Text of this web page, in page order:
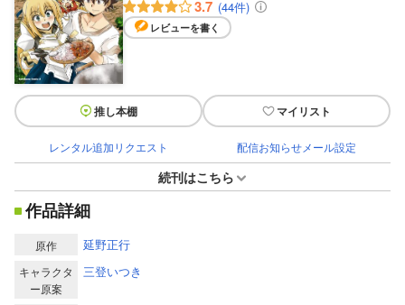
3.7 (44件)
レビューを書く
推し本棚 マイリスト
レンタル追加リクエスト 配信お知らせメール設定
続刊はこちら
作品詳細
原作 延野正行
キャラクタ
ー原案
三登いつき